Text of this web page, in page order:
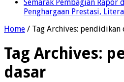
Semarak Pembagian Rapor
Penghargaan Prestasi,
Home / Tag Archives: pendidikan
Tag Archives:
dasar